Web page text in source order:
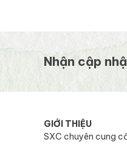
Nhận cập
GIỚI THIỆU
SXC chuyên cung